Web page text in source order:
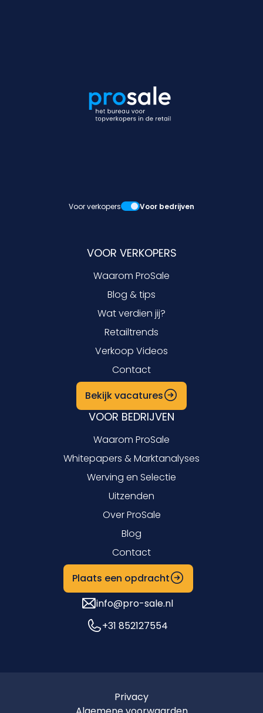
Voor verkopers Voor bedrijven
VOOR VERKOPERS
Waarom ProSale
Blog & tips
Wat verdien jij?
Retailtrends
Verkoop Videos
Contact
Bekijk vacatures
VOOR BEDRIJVEN
Waarom ProSale
Whitepapers & Marktanalyses
Werving en Selectie
Uitzenden
Over ProSale
Blog
Contact
Plaats een opdracht
info@pro-sale.nl
+31 852127554
Privacy